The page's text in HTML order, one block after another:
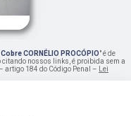
CORNÉLIO PROCÓPIO" é de
nossos links, é proibida sem a
artigo 184 do Código Penal – Lei